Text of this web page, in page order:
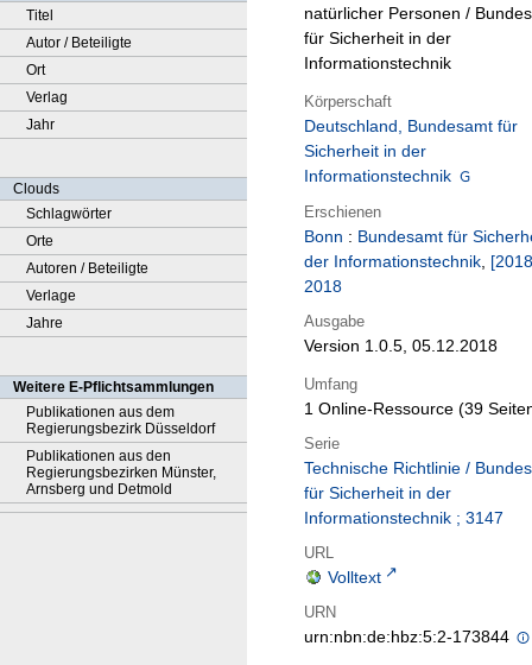
Titel
Autor / Beteiligte
Ort
Verlag
Jahr
Clouds
Schlagwörter
Orte
Autoren / Beteiligte
Verlage
Jahre
Weitere E-Pflichtsammlungen
Publikationen aus dem
Regierungsbezirk Düsseldorf
Publikationen aus den
Regierungsbezirken Münster,
Arnsberg und Detmold
natürlicher Personen /
für Sicherheit in der
Informationstechnik
Körperschaft
Deutschland, Bundesamt für
Sicherheit in der
Informationstechnik
Erschienen
Bonn : Bundesamt für
der Informationstechnik,
2018
Ausgabe
Version 1.0.5, 05.12.2018
Umfang
1 Online-Ressource (39
Serie
Technische Richtlinie /
für Sicherheit in der
Informationstechnik ; 3147
URL
Volltext
URN
urn:nbn:de:hbz:5:2-173844